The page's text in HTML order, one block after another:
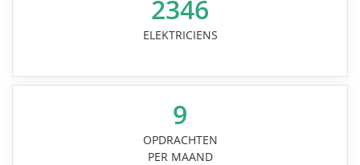
2346
ELEKTRICIENS
9
OPDRACHTEN
PER MAAND